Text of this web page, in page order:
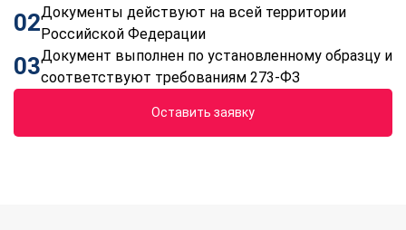
02Документы действуют на всей территории
Российской Федерации
03Документ выполнен по установленному образцу и
соответствуют требованиям 273-ФЗ
Оставить заявку